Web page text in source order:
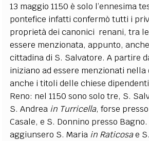
13 maggio 1150 è solo l’ennesima
pontefice infatti confermò tutti i
proprietà dei canonici renani, tra
essere menzionata, appunto,
cittadina di S. Salvatore. A partire
iniziano ad essere menzionati
anche i titoli delle chiese
Reno: nel 1150 sono solo tre, S.
S. Andrea in Turricella, forse
Casale, e S. Donnino presso Bagno.
aggiunsero S. Maria in Raticosae